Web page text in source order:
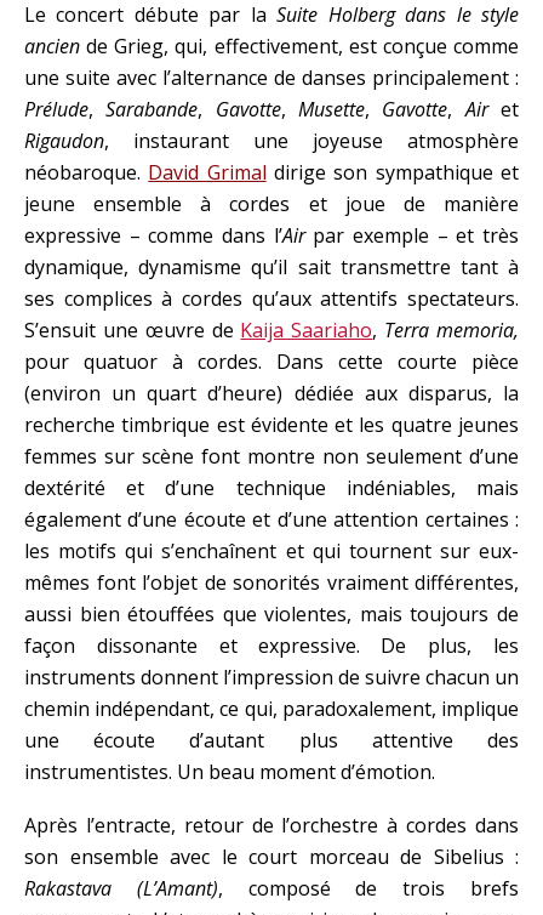
Le concert débute par laSuite Holberg dans le style
ancien de Grieg, qui, effectivement, est conçue comme
une suite avec l’alternance de danses principalement :
Prélude,Sarabande, Gavotte,Musette, Gavotte,Airet
Rigaudon, instaurant une joyeuse atmosphère
néobaroque. David Grimal dirige son sympathique et
jeune ensemble à cordes et joue de manière
expressive – comme dans l’Airpar exemple – et très
dynamique, dynamisme qu’il sait transmettre tant à
ses complices à cordes qu’aux attentifs spectateurs.
S’ensuit une œuvre de Kaija Saariaho, Terra memoria,
pour quatuor à cordes. Dans cette courte pièce
(environ un quart d’heure) dédiée aux disparus, la
recherche timbrique est évidente et les quatre jeunes
femmes sur scène font montre non seulement d’une
dextérité et d’une technique indéniables, mais
également d’une écoute et d’une attention certaines :
les motifs qui s’enchaînent et qui tournent sur eux-
mêmes font l’objet de sonorités vraiment différentes,
aussi bien étouffées que violentes, mais toujours de
façon dissonante et expressive. De plus, les
instruments donnent l’impression de suivre chacun un
chemin indépendant, ce qui, paradoxalement, implique
une écoute d’autant plus attentive des
instrumentistes. Un beau moment d’émotion.
Après l’entracte, retour de l’orchestre à cordes dans
son ensemble avec le court morceau de Sibelius :
Rakastava (L’Amant), composé de trois brefs